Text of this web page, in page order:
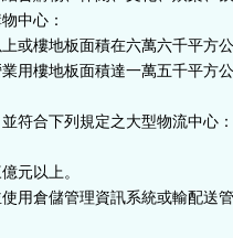
中心：
或樓地板面積在六萬六千平方
用樓地板面積達一萬五千平方
符合下列規定之大型物流中心：
元以上。
用倉儲管理資訊系統或輸配送